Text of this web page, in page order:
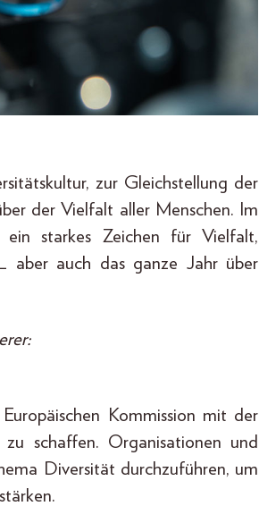
zur Gleichstellung der
der Vielfalt aller Menschen. Im
starkes Zeichen für Vielfalt,
aber auch das ganze Jahr über
Kommission mit der
schaffen. Organisationen und
Diversität durchzuführen, um